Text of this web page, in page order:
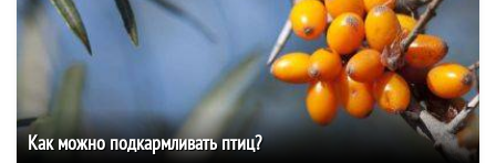
Как можно подкармливать птиц?